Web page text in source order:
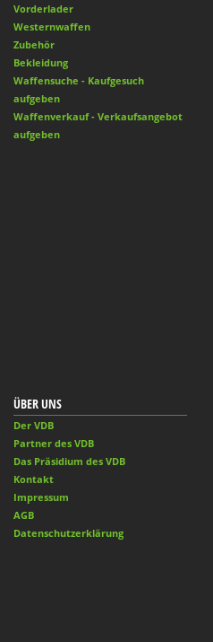
Vorderlader
Westernwaffen
Zubehör
Bekleidung
Waffensuche - Kaufgesuch
aufgeben
Waffenverkauf - Verkaufsangebot
aufgeben
ÜBER UNS
Der VDB
Partner des VDB
Das Präsidium des VDB
Kontakt
Impressum
AGB
Datenschutzerklärung